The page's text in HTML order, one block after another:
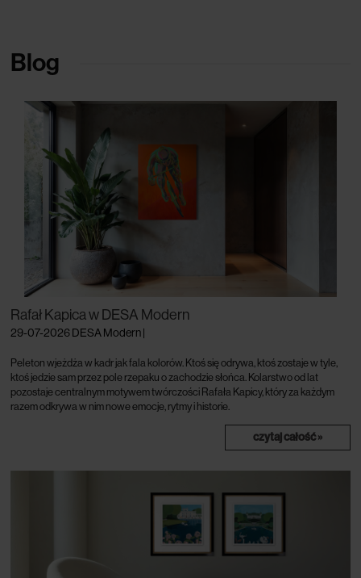
Blog
Rafał Kapica w DESA Modern
29-07-2026DESA Modern|
Peleton wjeżdża w kadr jak fala kolorów. Ktoś się odrywa, ktoś zostaje w tyle,
ktoś jedzie sam przez pole rzepaku o zachodzie słońca. Kolarstwo od lat
pozostaje centralnym motywem twórczości Rafała Kapicy, który za każdym
razem odkrywa w nim nowe emocje, rytmy i historie.
czytaj całość »